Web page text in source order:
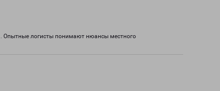
Опытные логисты понимают нюансы местного